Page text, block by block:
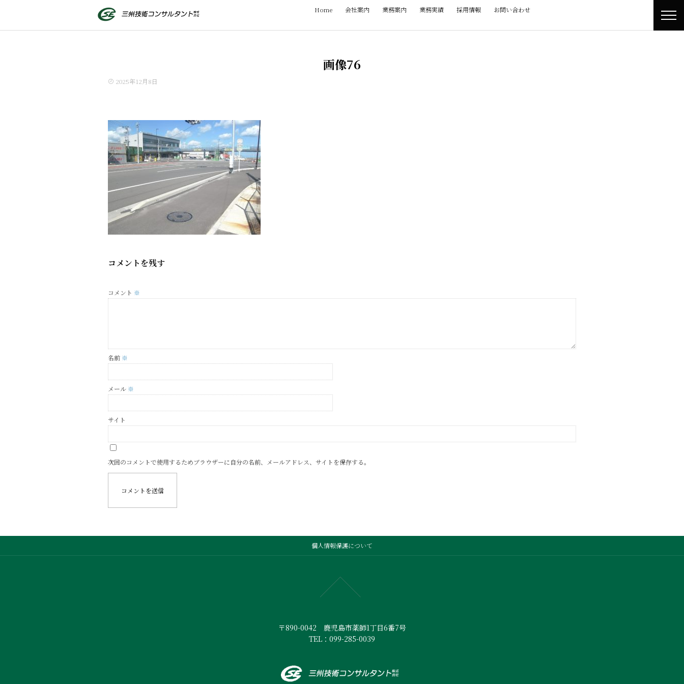
Home 会社案内 業務案内 業務実績 採用情報 お問い合わせ
画像76
2025年12月8日
コメントを残す
コメント ※
名前 ※
メール ※
サイト
次回のコメントで使用するためブラウザーに自分の名前、メールアドレス、サイトを保存する。
個人情報保護について
〒890-0042 鹿児島市薬師1丁目6番7号
TEL：099-285-0039